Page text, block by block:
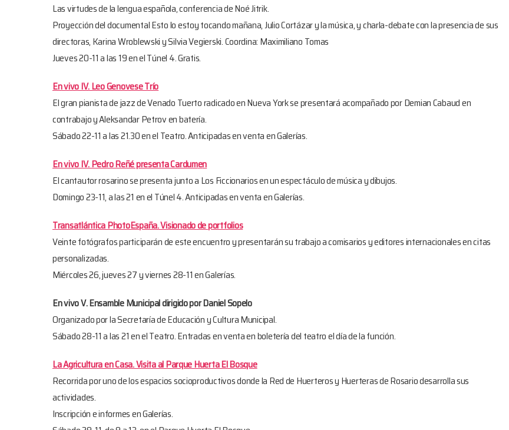
Las virtudes de la lengua española, conferencia de Noé Jitrik.
Proyección del documental Esto lo estoy tocando mañana, Julio Cortázar y la música, y charla-debate con la presencia de sus
directoras, Karina Wroblewski y Silvia Vegierski. Coordina: Maximiliano Tomas
Jueves 20-11 a las 19 en el Túnel 4. Gratis.
En vivo IV. Leo Genovese Trío
El gran pianista de jazz de Venado Tuerto radicado en Nueva York se presentará acompañado por Demian Cabaud en
contrabajo y Aleksandar Petrov en batería.
Sábado 22-11 a las 21.30 en el Teatro. Anticipadas en venta en Galerías.
En vivo IV. Pedro Reñé presenta Cardumen
El cantautor rosarino se presenta junto a Los Ficcionarios en un espectáculo de música y dibujos.
Domingo 23-11, a las 21 en el Túnel 4. Anticipadas en venta en Galerías.
Transatlántica PhotoEspaña. Visionado de portfolios
Veinte fotógrafos participarán de este encuentro y presentarán su trabajo a comisarios y editores internacionales en citas
personalizadas.
Miércoles 26, jueves 27 y viernes 28-11 en Galerías.
En vivo V. Ensamble Municipal dirigido por Daniel Sopelo
Organizado por la Secretaría de Educación y Cultura Municipal.
Sábado 28-11 a las 21 en el Teatro. Entradas en venta en boletería del teatro el día de la función.
La Agricultura en Casa. Visita al Parque Huerta El Bosque
Recorrida por uno de los espacios socioproductivos donde la Red de Huerteros y Huerteras de Rosario desarrolla sus
actividades.
Inscripción e informes en Galerías.